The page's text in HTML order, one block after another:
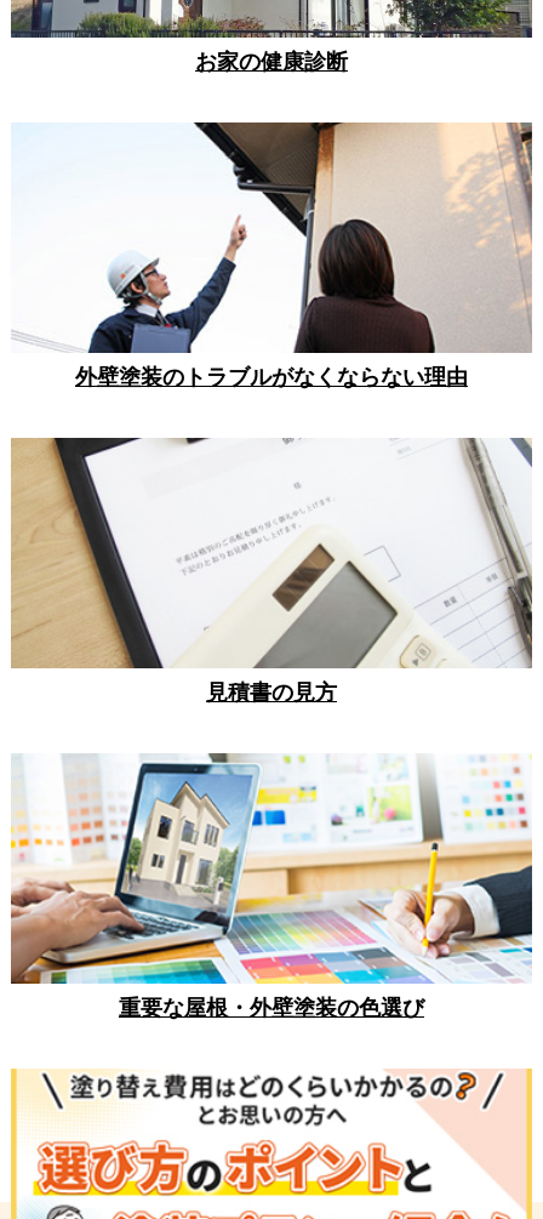
お家の健康診断
外壁塗装のトラブルがなくならない理由
見積書の見方
重要な屋根・外壁塗装の色選び